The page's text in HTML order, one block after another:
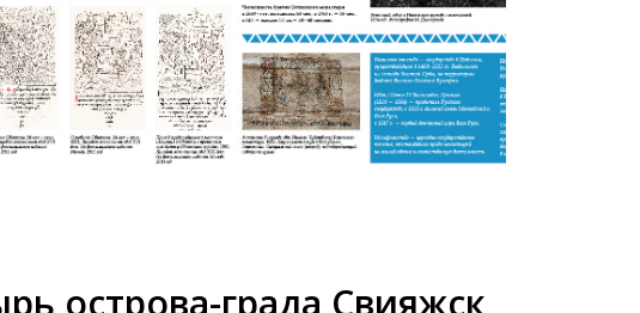
острова-града Свияжск